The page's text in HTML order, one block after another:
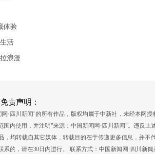
体验
活
浪漫
责声明：
·四川新闻"的所有作品，版权均属于中新社，未经本网授
围内使用，并注明"来源：中国新闻网·四川新闻"。违反
，均转载自其它媒体，转载目的在于传递更多信息，并
的，请在30日内进行。 联系方式：中国新闻网·四川新闻